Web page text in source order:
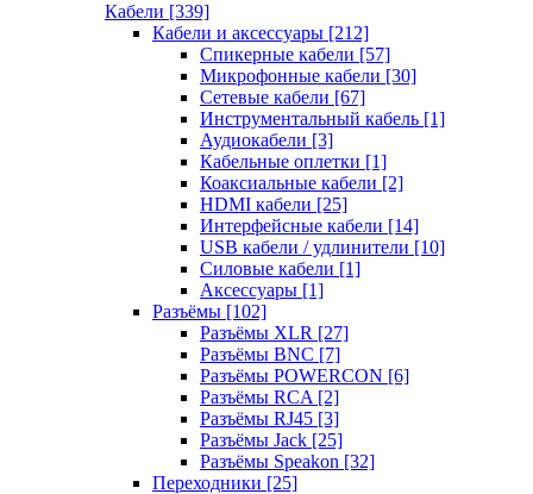
Кабели [339]
Кабели и аксессуары [212]
Спикерные кабели [57]
Микрофонные кабели [30]
Сетевые кабели [67]
Инструментальный кабель [1]
Аудиокабели [3]
Кабельные оплетки [1]
Коаксиальные кабели [2]
HDMI кабели [25]
Интерфейсные кабели [14]
USB кабели / удлинители [10]
Силовые кабели [1]
Аксессуары [1]
Разъёмы [102]
Разъёмы XLR [27]
Разъёмы BNC [7]
Разъёмы POWERCON [6]
Разъёмы RCA [2]
Разъёмы RJ45 [3]
Разъёмы Jack [25]
Разъёмы Speakon [32]
Переходники [25]